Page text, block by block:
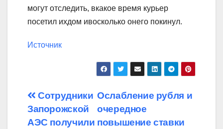
могут отследить, вкакое время курьер
посетил ихдом ивосколько онего покинул.
Источник
Навигация
по
Ослабление рубля и
очередное
повышение ставки
Сотрудники
Запорожской
АЭС получили